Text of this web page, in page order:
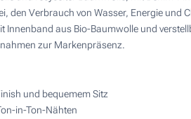
Andere
den Verbrauch von Wasser, Energie
Innenband aus Bio-Baumwolle und
zur Markenpräsenz.
und bequemem Sitz
in-Ton-Nähten